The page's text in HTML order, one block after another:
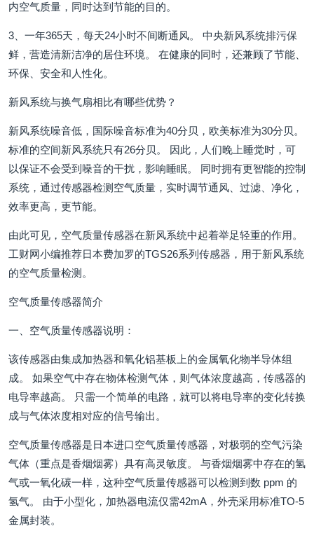
内空气质量，同时达到节能的目的。
3、一年365天，每天24小时不间断通风。 中央新风系统排污保
鲜，营造清新洁净的居住环境。 在健康的同时，还兼顾了节能、
环保、安全和人性化。
新风系统与换气扇相比有哪些优势？
新风系统噪音低，国际噪音标准为40分贝，欧美标准为30分贝。
标准的空间新风系统只有26分贝。 因此，人们晚上睡觉时，可
以保证不会受到噪音的干扰，影响睡眠。 同时拥有更智能的控制
系统，通过传感器检测空气质量，实时调节通风、过滤、净化，
效率更高，更节能。
由此可见，空气质量传感器在新风系统中起着举足轻重的作用。
工财网小编推荐日本费加罗的TGS26系列传感器，用于新风系统
的空气质量检测。
空气质量传感器简介
一、空气质量传感器说明：
该传感器由集成加热器和氧化铝基板上的金属氧化物半导体组
成。 如果空气中存在物体检测气体，则气体浓度越高，传感器的
电导率越高。 只需一个简单的电路，就可以将电导率的变化转换
成与气体浓度相对应的信号输出。
空气质量传感器是日本进口空气质量传感器，对极弱的空气污染
气体（重点是香烟烟雾）具有高灵敏度。 与香烟烟雾中存在的氢
气或一氧化碳一样，这种空气质量传感器可以检测到数 ppm 的
氢气。 由于小型化，加热器电流仅需42mA，外壳采用标准TO-5
金属封装。